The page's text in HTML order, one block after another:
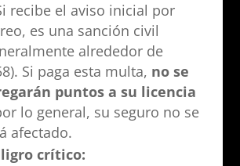
recibe el aviso inicial por
es una sanción civil
alrededor de
Si paga esta multa, no se
puntos a su licencia
lo general, su seguro no se
afectado.
crítico: